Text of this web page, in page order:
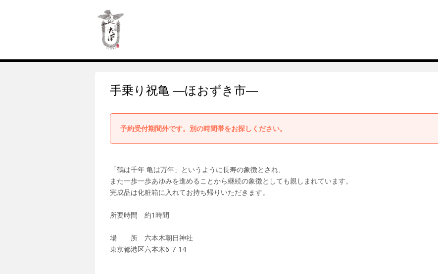
手乗り祝亀 ―ほおずき市―
予約受付期間外です。別の時間帯をお探しください。
「鶴は千年 亀は万年」というように長寿の象徴とされ、
また一歩一歩あゆみを進めることから継続の象徴としても親しまれています。
完成品は化粧箱に入れてお持ち帰りいただきます。
所要時間 約1時間
場 所 六本木朝日神社
東京都港区六本木6-7-14